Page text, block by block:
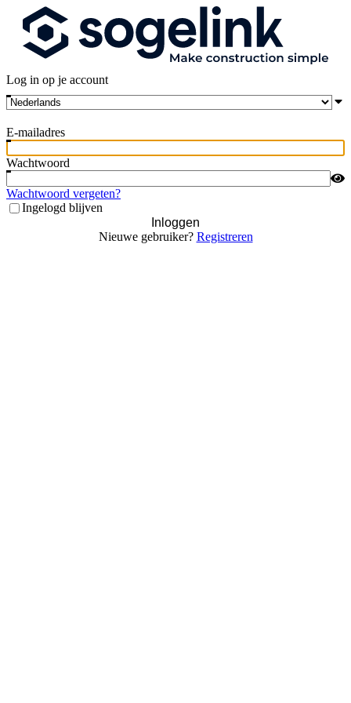
Log in op je account
E-mailadres
Wachtwoord
Wachtwoord vergeten?
Ingelogd blijven
Inloggen
Nieuwe gebruiker? Registreren